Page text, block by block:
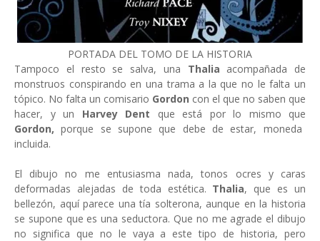
PORTADA DEL TOMO DE LA HISTORIA
Tampoco el resto se salva, una Thalia acompañada de
monstruos conspirando en una trama a la que no le falta un
tópico. No falta un comisario Gordon con el que no saben que
hacer, y un Harvey Dent que está por lo mismo que
Gordon, porque se supone que debe de estar, moneda
incluida.
El dibujo no me entusiasma nada, tonos ocres y caras
deformadas alejadas de toda estética. Thalia, que es un
bellezón, aquí parece una tía solterona, aunque en la historia
se supone que es una seductora. Que no me agrade el dibujo
no significa que no le vaya a este tipo de historia, pero